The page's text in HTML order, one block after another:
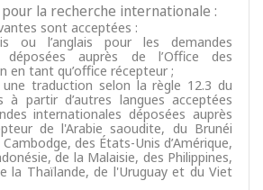
pour la recherche internationale :
sont acceptées :
ou l’anglais pour les demandes
déposées auprès de l’Office des
en tant qu’office récepteur ;
traduction selon la règle 12.3 du
à partir d’autres langues acceptées
internationales déposées auprès
de l'Arabie saoudite, du Brunéi
des États-Unis d’Amérique,
de la Malaisie, des Philippines,
la Thaïlande, de l'Uruguay et du Viet